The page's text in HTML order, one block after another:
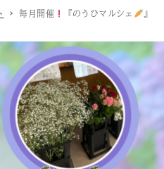
毎月開催 『のうひマルシェ 』